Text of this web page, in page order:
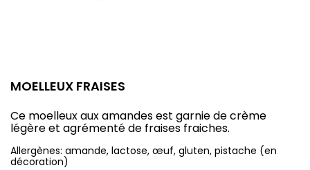
MOELLEUX FRAISES
Ce moelleux aux amandes est garnie de crème
légère et agrémenté de fraises fraiches.
Allergènes: amande, lactose, œuf, gluten, pistache (en
décoration)